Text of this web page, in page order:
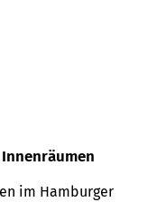
im Hamburger